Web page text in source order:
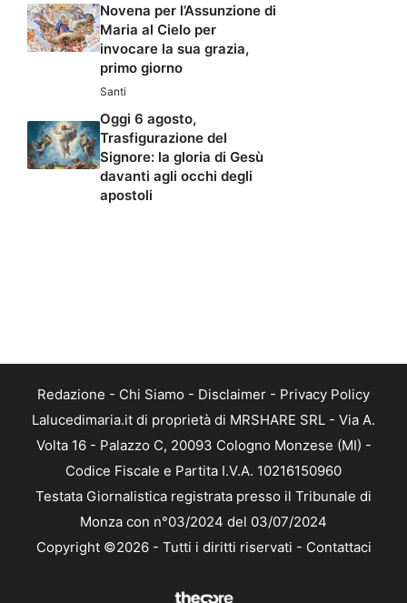
Novena per l’Assunzione di
Maria al Cielo per
invocare la sua grazia,
primo giorno
Santi
Oggi 6 agosto,
Trasfigurazione del
Signore: la gloria di Gesù
davanti agli occhi degli
apostoli
Redazione - Chi Siamo - Disclaimer - Privacy Policy
Lalucedimaria.it di proprietà di MRSHARE SRL - Via A.
Volta 16 - Palazzo C, 20093 Cologno Monzese (MI) -
Codice Fiscale e Partita I.V.A. 10216150960
Testata Giornalistica registrata presso il Tribunale di
Monza con n°03/2024 del 03/07/2024
Copyright ©2026 - Tutti i diritti riservati - Contattaci